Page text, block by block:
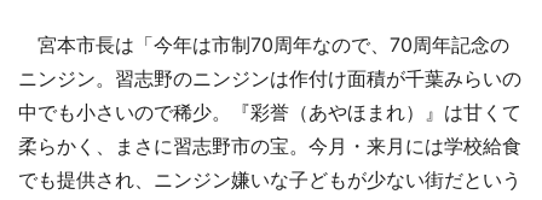
宮本市長は「今年は市制70周年なので、70周年記念の
ニンジン。習志野のニンジンは作付け面積が千葉みらいの
中でも小さいので稀少。『彩誉（あやほまれ）』は甘くて
柔らかく、まさに習志野市の宝。今月・来月には学校給食
でも提供され、ニンジン嫌いな子どもが少ない街だという